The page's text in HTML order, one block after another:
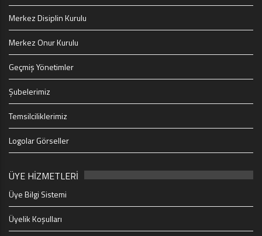
Merkez Disiplin Kurulu
Merkez Onur Kurulu
Geçmiş Yönetimler
Şubelerimiz
Temsilciliklerimiz
Logolar Görseller
ÜYE HİZMETLERİ
Üye Bilgi Sistemi
Üyelik Koşulları